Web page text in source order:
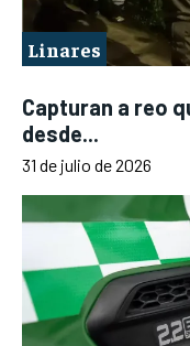
Linares
Capturan a reo
desde...
31 de julio de 2026